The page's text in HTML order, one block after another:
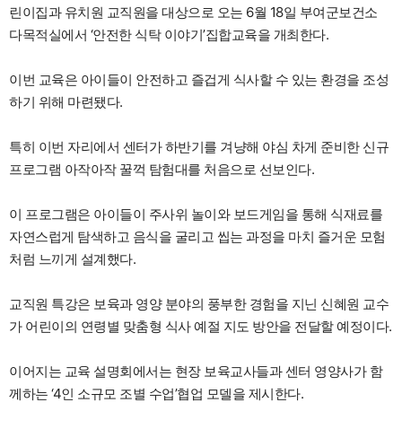
린이집과 유치원 교직원을 대상으로 오는 6월 18일 부여군보건소
다목적실에서 ‘안전한 식탁 이야기’집합교육을 개최한다.
이번 교육은 아이들이 안전하고 즐겁게 식사할 수 있는 환경을 조성
하기 위해 마련됐다.
특히 이번 자리에서 센터가 하반기를 겨냥해 야심 차게 준비한 신규
프로그램 아작아작 꿀꺽 탐험대를 처음으로 선보인다.
이 프로그램은 아이들이 주사위 놀이와 보드게임을 통해 식재료를
자연스럽게 탐색하고 음식을 굴리고 씹는 과정을 마치 즐거운 모험
처럼 느끼게 설계했다.
교직원 특강은 보육과 영양 분야의 풍부한 경험을 지닌 신혜원 교수
가 어린이의 연령별 맞춤형 식사 예절 지도 방안을 전달할 예정이다.
이어지는 교육 설명회에서는 현장 보육교사들과 센터 영양사가 함
께하는 ‘4인 소규모 조별 수업’협업 모델을 제시한다.